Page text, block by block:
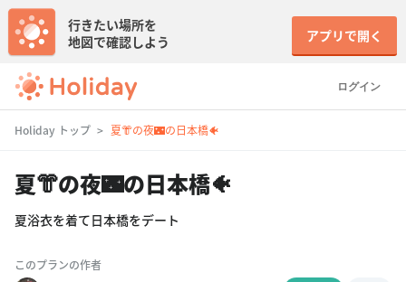
ログイン
行きたい場所を
地図で確認しよう
アプリで開く
Holiday トップ 夏👘の夜🌃の日本橋🐠
夏👘の夜🌃の日本橋🐠
夏浴衣を着て日本橋をデート
このプランの作者